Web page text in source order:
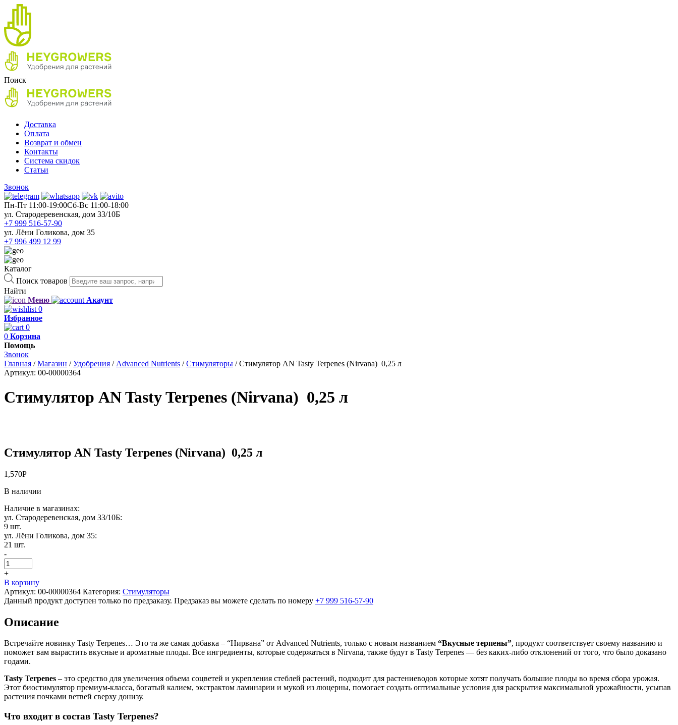
Поиск
Доставка
Оплата
Возврат и обмен
Контакты
Система скидок
Статьи
Звонок
Пн-Пт 11:00-19:00Cб-Вс 11:00-18:00
ул. Стародеревенская, дом 33/10Б
+7 999 516-57-90
ул. Лёни Голикова, дом 35
+7 996 499 12 99
Каталог
Поиск товаров
Найти
Меню
Акаунт
0
Избранное
0
0 Корзина
Помощь
Звонок
Главная /Магазин /Удобрения / Advanced Nutrients /Стимуляторы /Стимулятор AN Tasty Terpenes (Nirvana) 0,25 л
Артикул: 00-00000364
Стимулятор AN Tasty Terpenes (Nirvana) 0,25 л
Стимулятор AN Tasty Terpenes (Nirvana) 0,25 л
1,570Р
В наличии
Наличие в магазинах:
ул. Стародеревенская, дом 33/10Б:
9 шт.
ул. Лёни Голикова, дом 35:
21 шт.
-
+
В корзину
Артикул: 00-00000364 Категория: Стимуляторы
Данный продукт доступен только по предзаказу. Предзаказ вы можете сделать по номеру +7 999 516-57-90
Описание
Встречайте новинку Tasty Terpenes… Это та же самая добавка – “Нирвана” от Advanced Nutrients, только с новым названием “Вкусные терпены”, продукт соответствует своему названию и
поможет вам вырастить вкусные и ароматные плоды. Все ингредиенты, которые содержаться в Nirvana, также будут в Tasty Terpenes — без каких-либо отклонений от того, что было доказано
годами.
Tasty Terpenes – это средство для увеличения объема соцветей и укрепления стеблей растений, подходит для растениеводов которые хотят получать большие плоды во время сбора урожая.
Этот биостимулятор премиум-класса, богатый калием, экстрактом ламинарии и мукой из люцерны, помогает создать оптимальные условия для раскрытия максимальной урожайности, усыпав
растения почками ветвей сверху донизу.
Что входит в состав Tasty Terpenes?